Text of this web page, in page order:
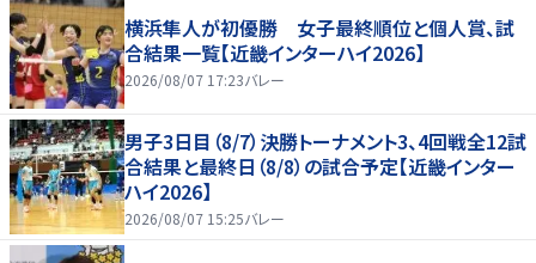
横浜隼人が初優勝 女子最終順位と個人賞、試
合結果一覧【近畿インターハイ2026】
2026/08/07 17:23バレー
男子3日目（8/7）決勝トーナメント3、4回戦全12試
合結果と最終日（8/8）の試合予定【近畿インター
ハイ2026】
2026/08/07 15:25バレー